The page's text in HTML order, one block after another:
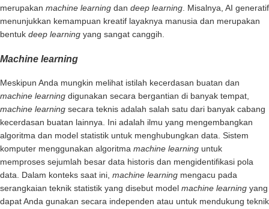
merupakan machine learning dan deep learning. Misalnya, AI generatif
menunjukkan kemampuan kreatif layaknya manusia dan merupakan
bentuk deep learning yang sangat canggih.
Machine learning
Meskipun Anda mungkin melihat istilah kecerdasan buatan dan
machine learning digunakan secara bergantian di banyak tempat,
machine learning secara teknis adalah salah satu dari banyak cabang
kecerdasan buatan lainnya. Ini adalah ilmu yang mengembangkan
algoritma dan model statistik untuk menghubungkan data. Sistem
komputer menggunakan algoritma machine learning untuk
memproses sejumlah besar data historis dan mengidentifikasi pola
data. Dalam konteks saat ini, machine learning mengacu pada
serangkaian teknik statistik yang disebut model machine learning yang
dapat Anda gunakan secara independen atau untuk mendukung teknik